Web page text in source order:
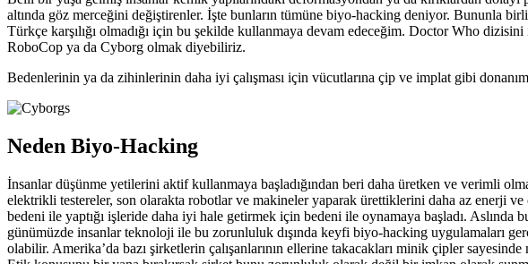
altında göz merceğini değiştirenler. İşte bunların tümüne biyo-hacking deniyor. Bununla
Türkçe karşılığı olmadığı için bu şekilde kullanmaya devam edeceğim. Doctor Who
RoboCop ya da Cyborg olmak diyebiliriz.
Bedenlerinin ya da zihinlerinin daha iyi çalışması için vücutlarına çip ve implat gibi
Neden Biyo-Hacking
İnsanlar düşünme yetilerini aktif kullanmaya başladığından beri daha üretken ve verimli
elektrikli testereler, son olarakta robotlar ve makineler yaparak ürettiklerini daha az enerji
bedeni ile yaptığı işleride daha iyi hale getirmek için bedeni ile oynamaya başladı.
günümüzde insanlar teknoloji ile bu zorunluluk dışında keyfi biyo-hacking uygulamaları
olabilir. Amerika’da bazı şirketlerin çalışanlarının ellerine takacakları minik çipler